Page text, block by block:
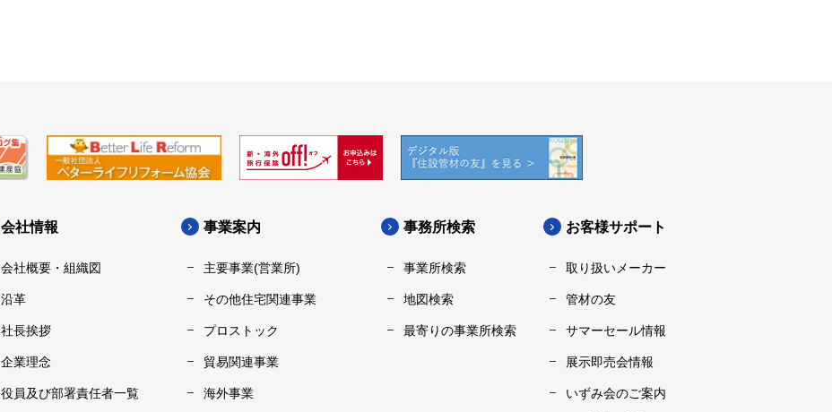
会社情報
会社概要・組織図
沿革
社長挨拶
企業理念
役員及び部署責任者一覧
事業案内
主要事業(営業所)
その他住宅関連事業
プロストック
貿易関連事業
海外事業
事務所検索
事業所検索
地図検索
最寄りの事業所検索
お客様サポート
取り扱いメーカー
管材の友
サマーセール情報
展示即売会情報
いずみ会のご案内